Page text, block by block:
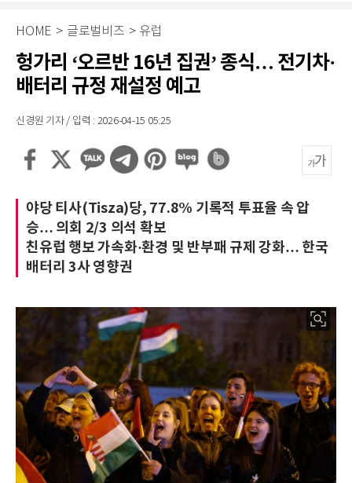
HOME > 글로벌비즈 > 유럽
헝가리 ‘오르반 16년 집권’ 종식… 전기차·
배터리 규정 재설정 예고
신경원 기자 / 입력 : 2026-04-15 05:25
야당 티사(Tisza)당, 77.8% 기록적 투표율 속 압
승… 의회 2/3 의석 확보
친유럽 행보 가속화·환경 및 반부패 규제 강화… 한국
배터리 3사 영향권